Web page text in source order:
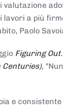
valutazione
a più
Paolo
Figuring
,
e